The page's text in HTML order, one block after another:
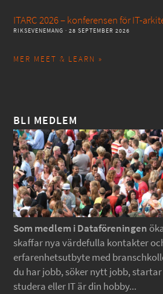
ITARC 2026 – konferensen för IT-
RIKSEVENEMANG · 28 SEPTEMBER 2026
MER MEET & LEARN »
BLI MEDLEM
Som medlem i Dataföreningen
skaffar nya värdefulla kontakter
erfarenhetsutbyte med
du har jobb, söker nytt jobb,
studera eller IT är din hobby...